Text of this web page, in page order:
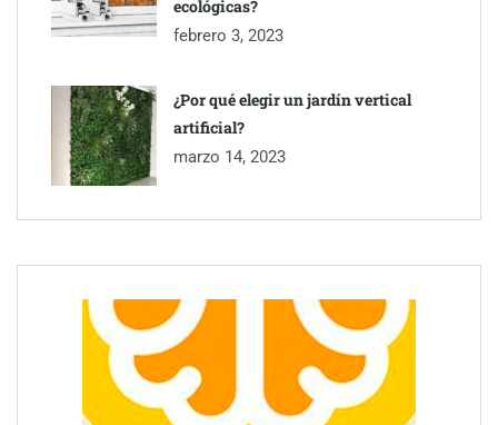
ecológicas?
febrero 3, 2023
¿Por qué elegir un jardín vertical
artificial?
marzo 14, 2023